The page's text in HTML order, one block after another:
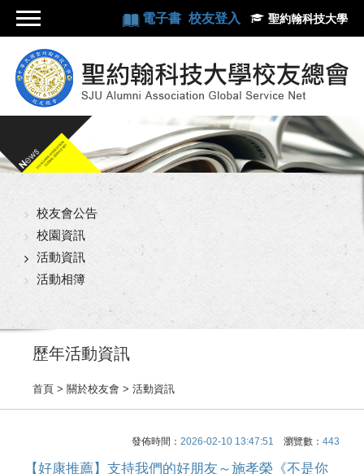
電子書 校友登入 聖約翰科技大學
校友會公告
校園資訊
活動資訊
活動相簿
歷年活動資訊
首頁 > 關於校友會 > 活動資訊
發佈時間： 2026-02-10 13:47:51 瀏覽數： 443
【好康推薦】支持我們的好朋友～施孝榮《不是你